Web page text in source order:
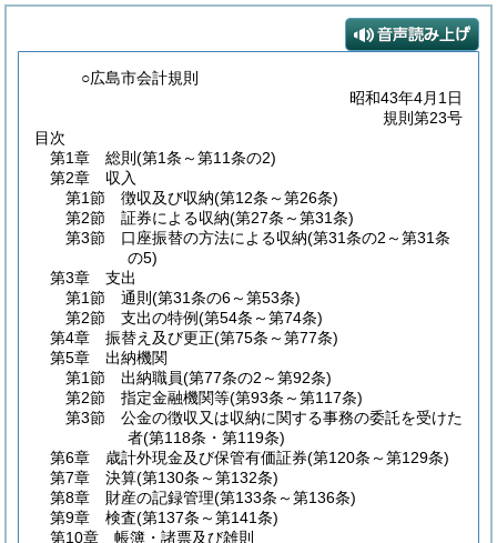
○広島市会計規則
昭和43年4月1日
規則第23号
目次
第1章
総則 (第1条～第11条の2)
第2章
収入
第1節
徴収及び収納(第12条～第26条)
第2節
証券による収納(第27条～第31条)
第3節
口座振替の方法による収納(第31条の2～第31条
の5)
第3章
支出
第1節
通則 (第31条の6～第53条)
第2節
支出の特例(第54条～第74条)
第4章
振替え及び更正(第75条～第77条)
第5章
出納機関
第1節
出納職員(第77条の2～第92条)
第2節
指定金融機関等(第93条～第117条)
第3節
公金の徴収又は収納に関する事務の委託を受けた
者(第118条・第119条)
第6章
歳計外現金及び保管有価証券(第120条～第129条)
第7章
決算(第130条～第132条)
第8章
財産の記録管理(第133条～第136条)
第9章
検査(第137条～第141条)
第10章
帳簿・諸票及び雑則